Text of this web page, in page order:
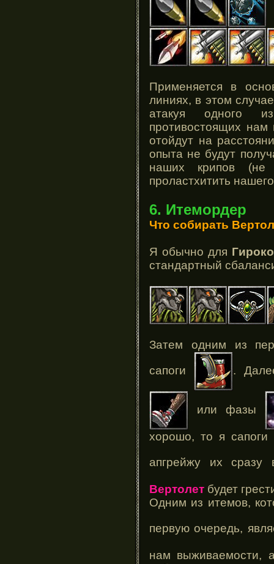
Применяется в
линиях, в этом
атакуя одного
противостоящих
отойдут на
опыта не будут
наших крипов
проластхитить
6. Итемордер
Что собирать
Я обычно для
стандартный
Затем одним из
сапоги .
или фазы
хорошо, то я
апгрейжу их
Вертолет будет
Одним из итемов,
первую очередь,
нам выживаемости,